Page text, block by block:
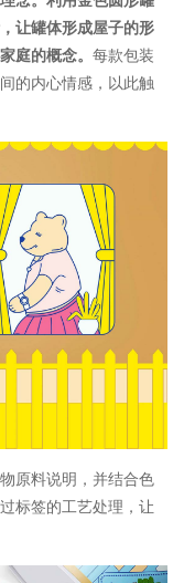
让罐体形成屋子的形
庭的概念。 每款包装
的内心情感，以此触
原料说明，并结合色
标签的工艺处理，让